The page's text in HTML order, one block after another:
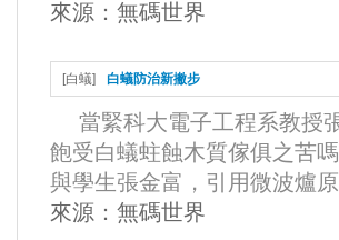
來源： 無碼世界
[白蟻] 白蟻防治新撇步
當緊科大電子工程系教授
飽受白蟻蛀蝕木質傢俱之苦
與學生張金富，引用微波爐原
來源： 無碼世界